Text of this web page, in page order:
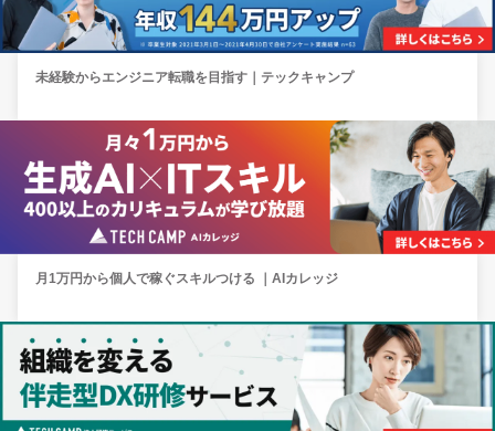
未経験からエンジニア転職を目指す｜テックキャンプ
月1万円から個人で稼ぐスキルつける ｜AIカレッジ